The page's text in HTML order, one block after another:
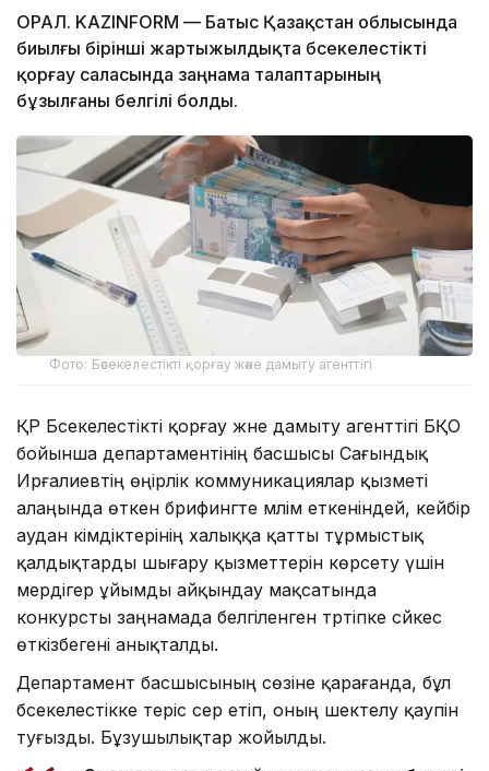
ОРАЛ. KAZINFORM — Батыс Қазақстан облысында
биылғы бірінші жартыжылдықта бәсекелестікті
қорғау саласында заңнама талаптарының
бұзылғаны белгілі болды.
Фото: Бәсекелестікті қорғау және дамыту агенттігі
ҚР Бәсекелестікті қорғау және дамыту агенттігі БҚО
бойынша департаментінің басшысы Сағындық
Ирғалиевтің өңірлік коммуникациялар қызметі
алаңында өткен брифингте мәлім еткеніндей, кейбір
аудан әкімдіктерінің халыққа қатты тұрмыстық
қалдықтарды шығару қызметтерін көрсету үшін
мердігер ұйымды айқындау мақсатында
конкурсты заңнамада белгіленген тәртіпке сәйкес
өткізбегені анықталды.
Департамент басшысының сөзіне қарағанда, бұл
бәсекелестікке теріс әсер етіп, оның шектелу қаупін
туғызды. Бұзушылықтар жойылды.